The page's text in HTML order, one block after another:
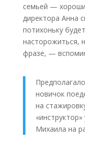
семьей —
директора Анна
потихоньку
насторожиться,
фразе, —
новичок
на
Михаила на